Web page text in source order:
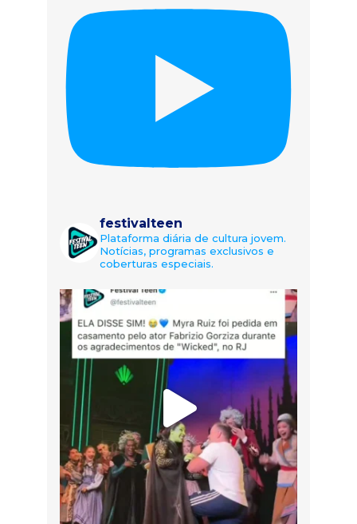
festivalteen
Plataforma diária de cultura jovem.
Notícias, programas exclusivos e
coberturas especiais.